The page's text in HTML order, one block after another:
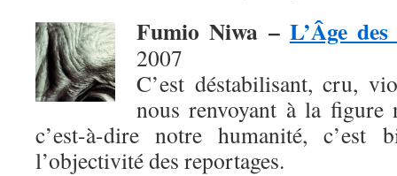
Fumio Niwa – L’Âge
2007
C’est déstabilisant, cru,
nous renvoyant à la figure
c’est-à-dire notre humanité, c’est
l’objectivité des reportages.